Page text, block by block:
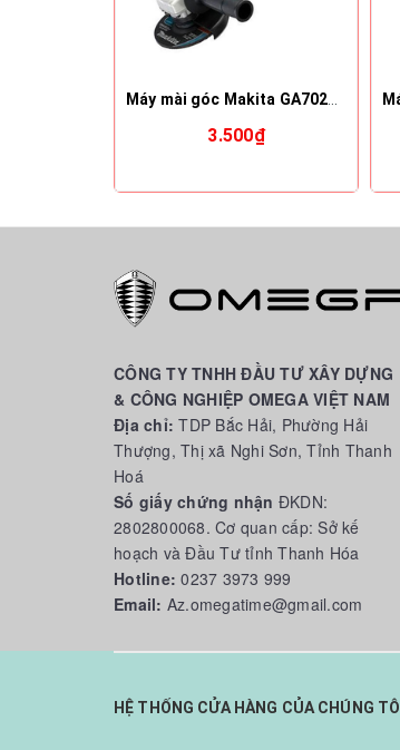
3.500₫
CÔNG TY TNHH ĐẦU TƯ XÂY DỰNG
& CÔNG NGHIỆP OMEGA VIỆT NAM
Địa chỉ:TDP Bắc Hải, Phường Hải
Thượng, Thị xã Nghi Sơn, Tỉnh Thanh
Hoá
Số giấy chứng nhận ĐKDN:
2802800068. Cơ quan cấp: Sở kế
hoạch và Đầu Tư tỉnh Thanh Hóa
Hotline:0237 3973 999
Email: Az.omegatime@gmail.com
HỆ THỐNG CỬA HÀNG CỦA CHÚNG TÔI